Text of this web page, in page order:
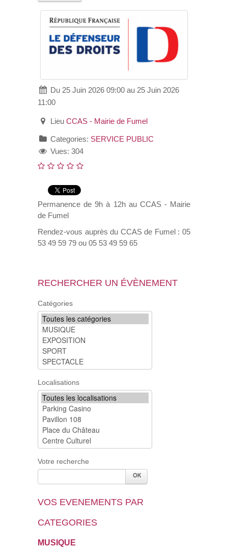
VOS DEMARCHES
VIE SCOLAIRE
SPORTS ET LOISIRS
DÉCISIONS & DÉLIBÉRATIONS
Du 25 Juin 2026 09:00 au 25 Juin 2026
11:00
Lieu CCAS - Mairie de Fumel
Categories: SERVICE PUBLIC
Vues: 304
Permanence de 9h à 12h au CCAS - Mairie
de Fumel
Rendez-vous auprès du CCAS de Fumel : 05
53 49 59 79 ou 05 53 49 59 65
RECHERCHER UN ÉVÈNEMENT
Catégories
Localisations
Votre recherche
VOS EVENEMENTS PAR
CATEGORIES
MUSIQUE